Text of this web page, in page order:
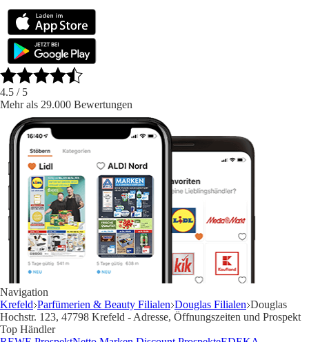
4.5 / 5
Mehr als 29.000 Bewertungen
Navigation
Krefeld Parfümerien & Beauty Filialen Douglas Filialen Douglas
Hochstr. 123, 47798 Krefeld - Adresse, Öffnungszeiten und Prospekt
Top Händler